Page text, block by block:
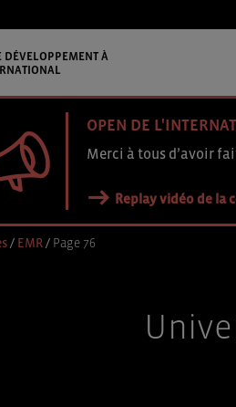
DÉVELOPPEMENT À
OPEN DE
Merci à tous d’avoir
Replay vidéo de la
/ EMR/ Page 76